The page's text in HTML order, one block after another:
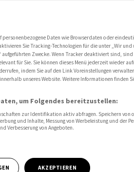
Daten wie Browserdaten oder
Sie Tracking-Technologien für die unter „Wir und
Zwecke. Wenn Tracker deaktiviert sind, sind
für Sie. Sie können dieses Menü jederzeit wieder
indem Sie auf den Link Voreinstellungen
unseres Website. Weitere Informationen finden
um Folgendes bereitzustellen:
zur Identifikation aktiv abfragen. Speichern von
und Inhalte, Messung von Werbeleistung und der
Verbesserung von Angeboten.
AKZEPTIEREN